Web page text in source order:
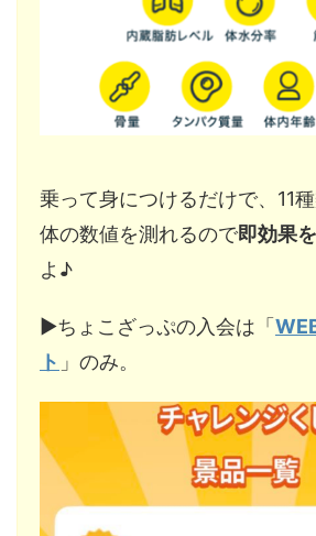
乗って身につけるだけで、11
体の数値を測れるので即効果
よ♪
▶︎ちょこざっぷの入会は「
ト 」のみ。